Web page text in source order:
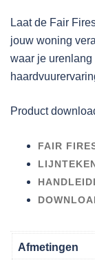
Laat de Fair
jouw woning
waar je
Product
FAIR
Afmetingen